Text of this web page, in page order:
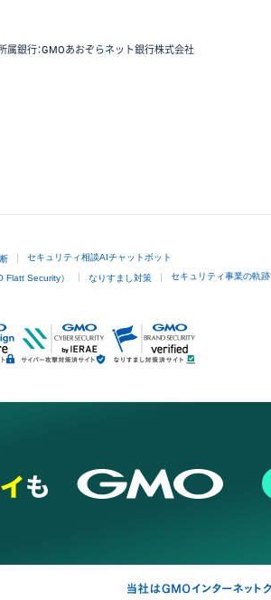
属銀行：GMOあおぞらネット銀行株式会社
セキュリティ相談AIチャットボット
Flatt Security） なりすまし対策 セキュリティ事業の軌跡